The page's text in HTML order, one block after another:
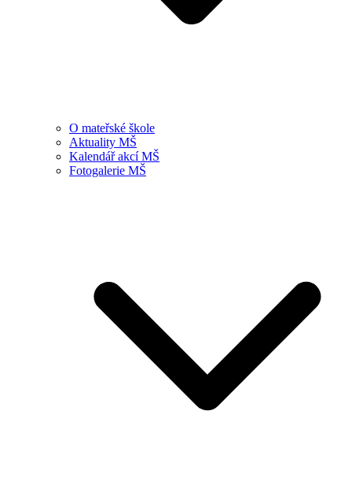
O mateřské škole
Aktuality MŠ
Kalendář akcí MŠ
Fotogalerie MŠ